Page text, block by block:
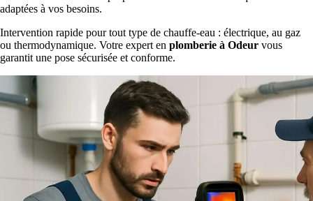
adaptées à vos besoins.
Intervention rapide pour tout type de chauffe-eau : électrique, au gaz
ou thermodynamique. Votre expert en plomberie à Odeur vous
garantit une pose sécurisée et conforme.